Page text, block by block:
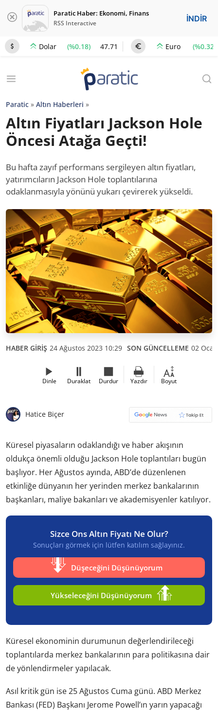
Paratic Haber: Ekonomi, Finans
RSS Interactive İNDİR
Dolar (%0.18) 47.71 Euro (%0.32)
Paratic » Altın Haberleri »
Altın Fiyatları Jackson Hole
Öncesi Atağa Geçti!
Bu hafta zayıf performans sergileyen altın fiyatları,
yatırımcıların Jackson Hole toplantılarına
odaklanmasıyla yönünü yukarı çevirerek yükseldi.
HABER GİRİŞ 24 Ağustos 2023 10:29 SON GÜNCELLEME 02
Dinle Duraklat Durdur Yazdır Boyut
Hatice Biçer
Küresel piyasaların odaklandığı ve haber akışının
oldukça önemli olduğu Jackson Hole toplantıları bugün
başlıyor. Her Ağustos ayında, ABD’de düzenlenen
etkinliğe dünyanın her yerinden merkez bankalarının
başkanları, maliye bakanları ve akademisyenler katılıyor.
Sizce Ons Altın Fiyatı Ne Olur?
Sonuçları görmek için lütfen katılım sağlayınız.
Düşeceğini Düşünüyorum
Yükseleceğini Düşünüyorum
Küresel ekonominin durumunun değerlendirileceği
toplantılarda merkez bankalarının para politikasına dair
de yönlendirmeler yapılacak.
Asıl kritik gün ise 25 Ağustos Cuma günü. ABD Merkez
Bankası (FED) Başkanı Jerome Powell’ın yarın yapacağı